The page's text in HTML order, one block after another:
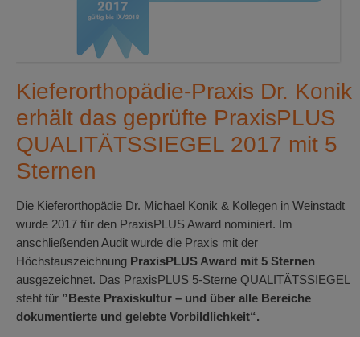
Kieferorthopädie-Praxis Dr. Konik
erhält das geprüfte PraxisPLUS
QUALITÄTSSIEGEL 2017 mit 5
Sternen
Die Kieferorthopädie Dr. Michael Konik & Kollegen in Weinstadt
wurde 2017 für den PraxisPLUS Award nominiert. Im
anschließenden Audit wurde die Praxis mit der
Höchstauszeichnung PraxisPLUS Award mit 5 Sternen
ausgezeichnet. Das PraxisPLUS 5-Sterne QUALITÄTSSIEGEL
steht für ”Beste Praxiskultur – und über alle Bereiche
dokumentierte und gelebte Vorbildlichkeit“.